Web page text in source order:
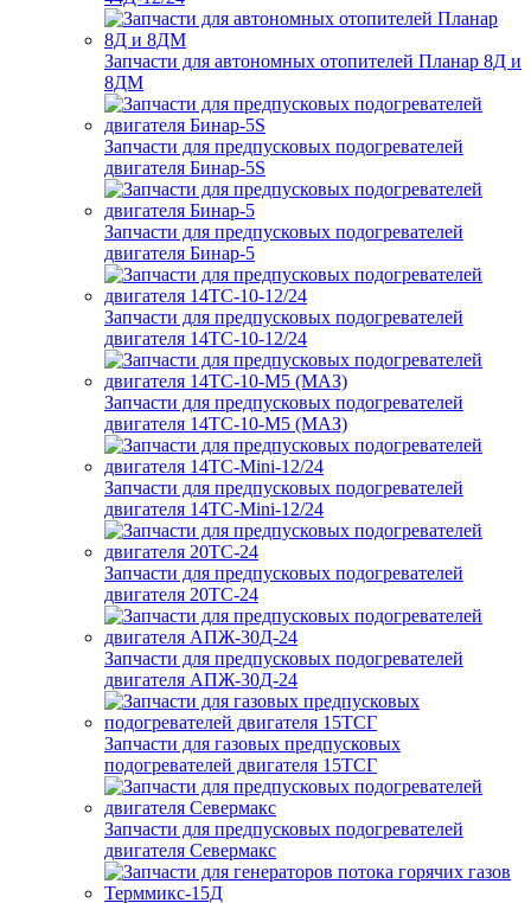
Запчасти для автономных отопителей Планар 8Д и
8ДМ
Запчасти для предпусковых подогревателей
двигателя Бинар-5S
Запчасти для предпусковых подогревателей
двигателя Бинар-5
Запчасти для предпусковых подогревателей
двигателя 14ТС-10-12/24
Запчасти для предпусковых подогревателей
двигателя 14ТС-10-М5 (МАЗ)
Запчасти для предпусковых подогревателей
двигателя 14ТС-Mini-12/24
Запчасти для предпусковых подогревателей
двигателя 20ТС-24
Запчасти для предпусковых подогревателей
двигателя АПЖ-30Д-24
Запчасти для газовых предпусковых
подогревателей двигателя 15ТСГ
Запчасти для предпусковых подогревателей
двигателя Севермакс